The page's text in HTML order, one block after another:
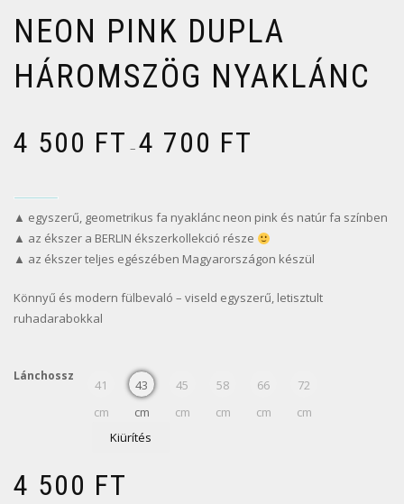
NEON PINK DUPLA
HÁROMSZÖG NYAKLÁNC
4 500 FT – 4 700 FT
▲ egyszerű, geometrikus fa nyaklánc neon pink és natúr fa színben
▲ az ékszer a BERLIN ékszerkollekció része
▲ az ékszer teljes egészében Magyarországon készül
Könnyű és modern fülbevaló – viseld egyszerű, letisztult
ruhadarabokkal
Lánchossz
41
cm
43
cm
45
cm
58
cm
66
cm
72
cm
Kiürítés
4 500 FT